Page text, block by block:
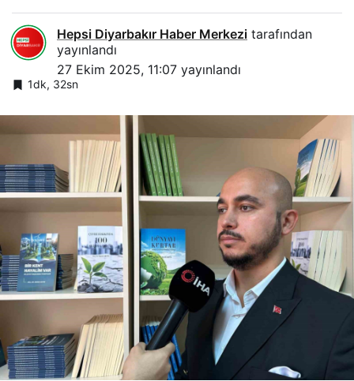
Hepsi Diyarbakır Haber Merkezi tarafından
yayınlandı
27 Ekim 2025, 11:07 yayınlandı
1dk, 32sn